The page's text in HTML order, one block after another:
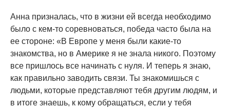
Анна призналась, что в жизни ей всегда необходимо
было с кем-то соревноваться, победа часто была на
ее стороне: «В Европе у меня были какие-то
знакомства, но в Америке я не знала никого. Поэтому
все пришлось все начинать с нуля. И теперь я знаю,
как правильно заводить связи. Ты знакомишься с
людьми, которые представляют тебя другим людям, и
в итоге знаешь, к кому обращаться, если у тебя